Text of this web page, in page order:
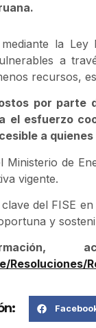
la
a
recursos,
por parte
el esfuerzo
a
Ministerio de
vigente.
del FISE
y
Resoluciones/